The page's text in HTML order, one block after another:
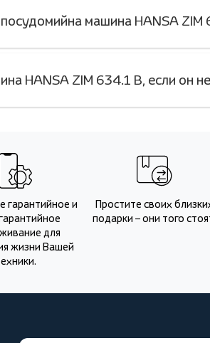
машина HANSA ZIM
HANSA ZIM 634.1 B, если он
гарантийное и
для
жизни Вашей
Простите своих
подарки – они того